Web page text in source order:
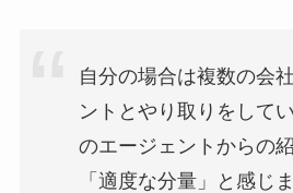
自分の場合は複数の会
ントとやり取りをして
のエージェントからの
「適度な分量」と感じ